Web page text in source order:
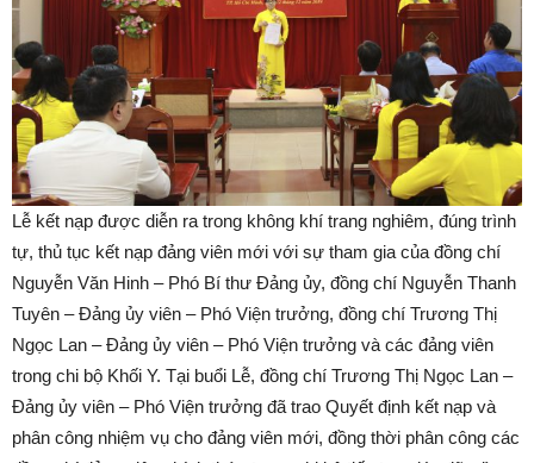
Lễ kết nạp được diễn ra trong không khí trang nghiêm, đúng trình
tự, thủ tục kết nạp đảng viên mới với sự tham gia của đồng chí
Nguyễn Văn Hinh – Phó Bí thư Đảng ủy, đồng chí Nguyễn Thanh
Tuyên – Đảng ủy viên – Phó Viện trưởng, đồng chí Trương Thị
Ngọc Lan – Đảng ủy viên – Phó Viện trưởng và các đảng viên
trong chi bộ Khối Y. Tại buổi Lễ, đồng chí Trương Thị Ngọc Lan –
Đảng ủy viên – Phó Viện trưởng đã trao Quyết định kết nạp và
phân công nhiệm vụ cho đảng viên mới, đồng thời phân công các